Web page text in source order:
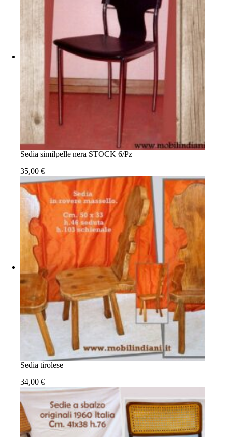
Sedia similpelle nera STOCK 6/Pz
35,00 €
Sedia tirolese
34,00 €